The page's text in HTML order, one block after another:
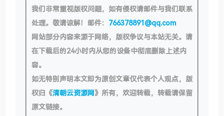
我们非常重视版权问题，如有侵权请邮件与我们联系
处理。敬请谅解！邮件： 766378891@qq.com
网站部分内容来源于网络，版权争议与本站无关。请
在下载后的24小时内从您的设备中彻底删除上述内
容。
如无特别声明本文即为原创文章仅代表个人观点，版
权归《清朝云资源网》所有，欢迎转载，转载请保留
原文链接。